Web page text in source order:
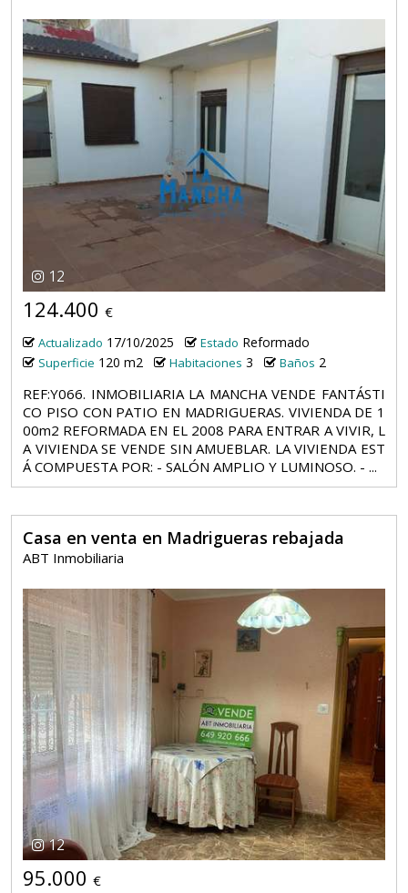
12
124.400 €
Actualizado 17/10/2025 Estado Reformado
Superficie 120 m2 Habitaciones 3 Baños 2
REF:Y066. INMOBILIARIA LA MANCHA VENDE FANTÁSTI
CO PISO CON PATIO EN MADRIGUERAS. VIVIENDA DE 1
00m2 REFORMADA EN EL 2008 PARA ENTRAR A VIVIR, L
A VIVIENDA SE VENDE SIN AMUEBLAR. LA VIVIENDA EST
Á COMPUESTA POR: - SALÓN AMPLIO Y LUMINOSO. - ...
Casa en venta en Madrigueras rebajada
ABT Inmobiliaria
12
95.000 €